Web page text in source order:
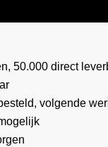
50.000 direct
volgende